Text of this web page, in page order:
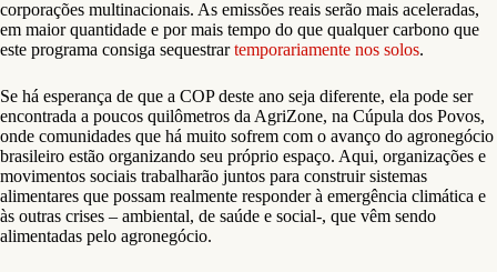
corporações multinacionais. As emissões reais serão mais aceleradas,
em maior quantidade e por mais tempo do que qualquer carbono que
este programa consiga sequestrartemporariamente nos solos.
Se há esperança de que a COP deste ano seja diferente, ela pode ser
encontrada a poucos quilômetros da AgriZone, na Cúpula dos Povos,
onde comunidades que há muito sofrem com o avanço do agronegócio
brasileiro estão organizando seu próprio espaço. Aqui, organizações e
movimentos sociais trabalharão juntos para construir sistemas
alimentares que possam realmente responder à emergência climática e
às outras crises – ambiental, de saúde e social-, que vêm sendo
alimentadas pelo agronegócio.